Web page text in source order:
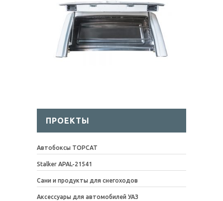
ПРОЕКТЫ
Автобоксы TOPCAT
Stalker APAL-21541
Сани и продукты для снегоходов
Аксессуары для автомобилей УАЗ